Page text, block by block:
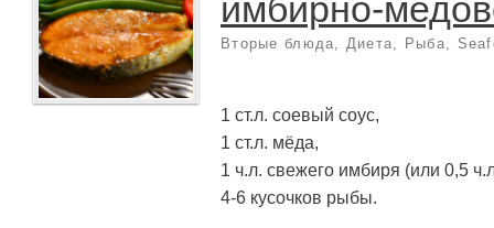
имбирно-
Вторые блюда Диета Рыба,
1 ст.л. соевый соус,
1 ст.л. мёда,
1 ч.л. свежего имбиря (или 0,5
4-6 кусочков рыбы.